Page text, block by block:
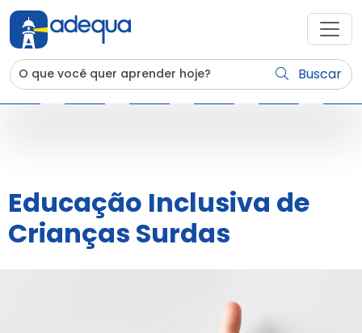
Buscar
Educação Inclusiva de
Crianças Surdas